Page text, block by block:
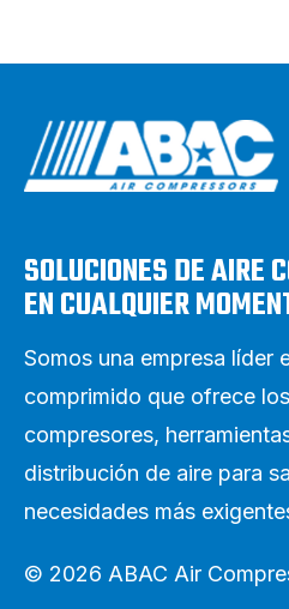
SOLUCIONES DE AIRE
EN CUALQUIER
Somos una empresa líder
comprimido que ofrece
compresores,
distribución de aire para
necesidades más
© 2026 ABAC Air